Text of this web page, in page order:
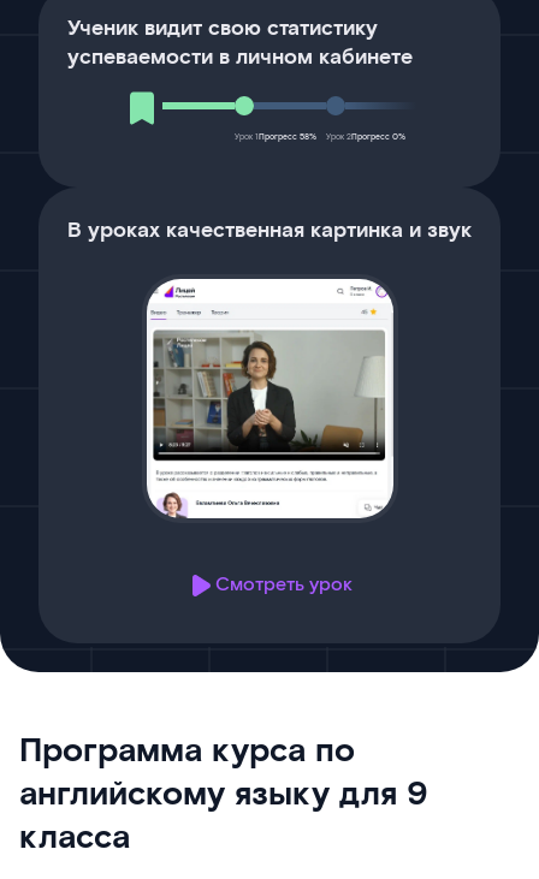
Ученик видит свою статистику
успеваемости в личном кабинете
Урок 1Прогресс 58% Урок 2Прогресс 0%
В уроках качественная картинка и звук
Смотреть урок
Программа курса по
английскому языку для 9
класса